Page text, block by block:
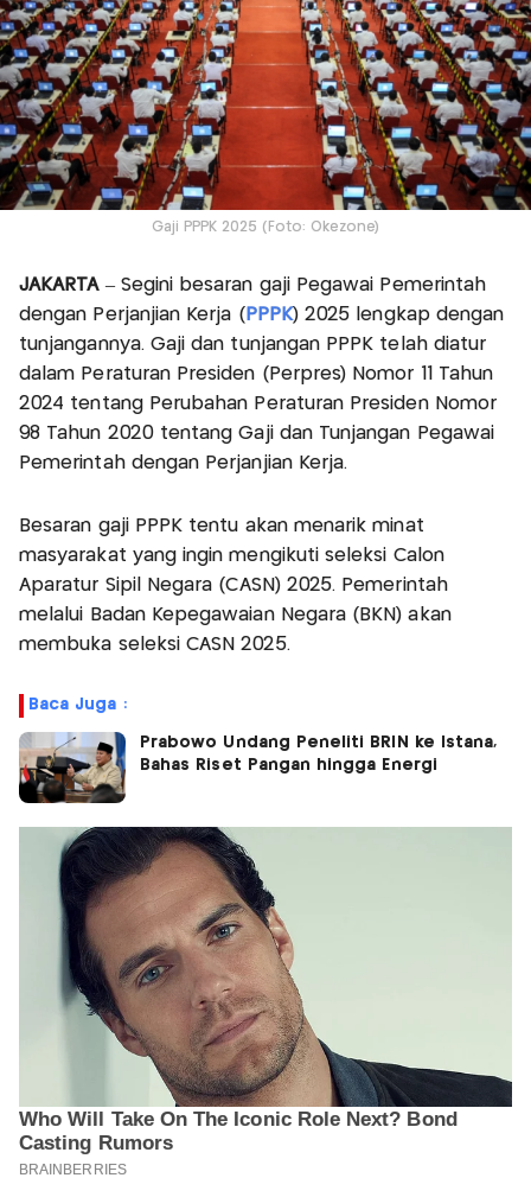
Gaji PPPK 2025 (Foto: Okezone)
JAKARTA– Segini besaran gaji Pegawai Pemerintah
dengan Perjanjian Kerja ( PPPK) 2025 lengkap dengan
tunjangannya. Gaji dan tunjangan PPPK telah diatur
dalam Peraturan Presiden (Perpres) Nomor 11 Tahun
2024 tentang Perubahan Peraturan Presiden Nomor
98 Tahun 2020 tentang Gaji dan Tunjangan Pegawai
Pemerintah dengan Perjanjian Kerja.
Besaran gaji PPPK tentu akan menarik minat
masyarakat yang ingin mengikuti seleksi Calon
Aparatur Sipil Negara (CASN) 2025. Pemerintah
melalui Badan Kepegawaian Negara (BKN) akan
membuka seleksi CASN 2025.
Baca Juga :
Prabowo Undang Peneliti BRIN ke Istana,
Bahas Riset Pangan hingga Energi